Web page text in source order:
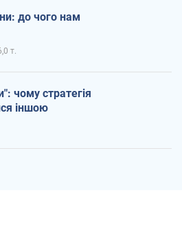
до чого нам
т.
чому стратегія
іншою